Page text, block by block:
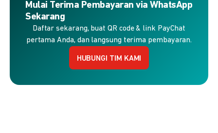
Mulai Terima Pembayaran via WhatsApp
Sekarang
Daftar sekarang, buat QR code & link PayChat
pertama Anda, dan langsung terima pembayaran.
HUBUNGI TIM KAMI